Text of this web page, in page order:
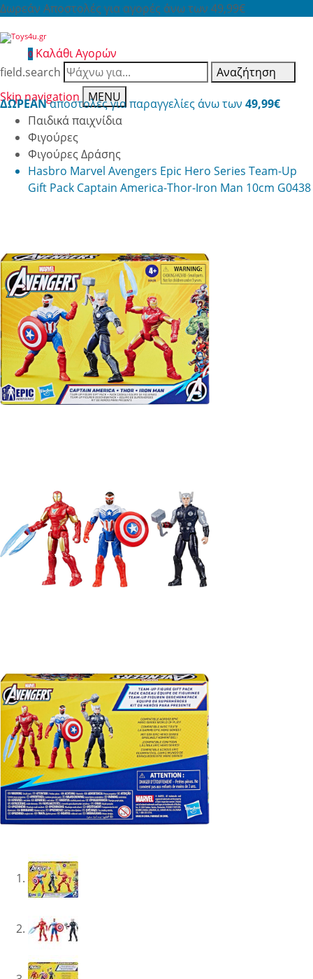
Δωρεάν Αποστολές για αγορές άνω των 49,99€
0 Καλάθι Αγορών
field.search
Αναζήτηση
Skip navigation
MENU
ΔΩΡΕΑΝαποστολές για παραγγελίες άνω των 49,99€
Παιδικά παιχνίδια
Φιγούρες
Φιγούρες Δράσης
Hasbro Marvel Avengers Epic Hero Series Team-Up
Gift Pack Captain America-Thor-Iron Man 10cm G0438